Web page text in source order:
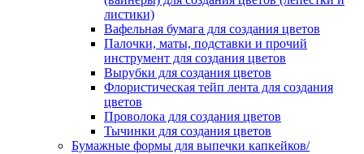
листики)
Вафельная бумага для создания цветов
Палочки, маты, подставки и прочий
инструмент для создания цветов
Вырубки для создания цветов
Флористическая тейп лента для создания
цветов
Проволока для создания цветов
Тычинки для создания цветов
Бумажные формы для выпечки капкейков/